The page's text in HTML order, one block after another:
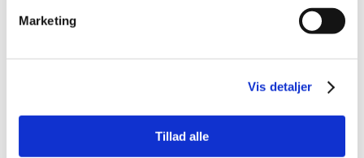
Marketing
Vis detaljer
Tillad alle
På lager